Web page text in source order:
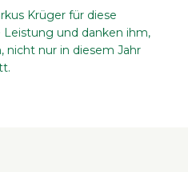
Krüger für diese
Leistung und danken ihm,
nicht nur in diesem Jahr